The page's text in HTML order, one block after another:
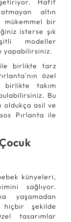
Hafif
altın
bir
isterse şık
modeller
yapabilirsiniz.
birlikte tarz
özel
birlikte takım
Bu
oldukça asil ve
Pırlanta ile
künyeleri,
sağlıyor.
yaşamadan
hiçbir şekilde
tasarımlar